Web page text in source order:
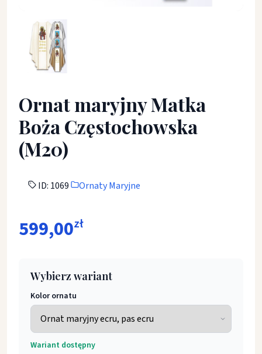
Ornat maryjny Matka
Boża Częstochowska
(M20)
ID: 1069 Ornaty Maryjne
599,00zł
Wybierz wariant
Kolor ornatu
Wariant dostępny